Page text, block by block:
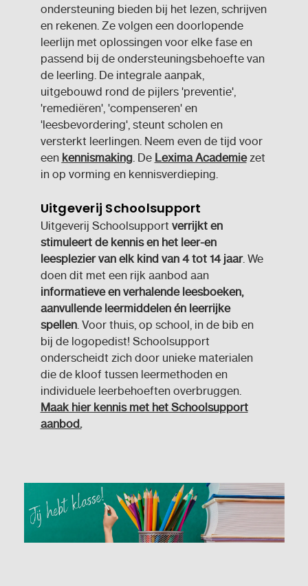
ondersteuning bieden bij het lezen, schrijven
en rekenen. Ze volgen een doorlopende
leerlijn met oplossingen voor elke fase en
passend bij de ondersteuningsbehoefte van
de leerling. De integrale aanpak,
uitgebouwd rond de pijlers 'preventie',
'remediëren', 'compenseren' en
'leesbevordering', steunt scholen en
versterkt leerlingen. Neem even de tijd voor
een kennismaking. De Lexima Academiezet
in op vorming en kennisverdieping.
Uitgeverij Schoolsupport
Uitgeverij Schoolsupport verrijkt en
stimuleert de kennis en het leer-en
leesplezier van elk kind van 4 tot 14 jaar. We
doen dit met een rijk aanbod aan
informatieve en verhalende leesboeken,
aanvullende leermiddelen én leerrijke
spellen. Voor thuis, op school, in de bib en
bij de logopedist! Schoolsupport
onderscheidt zich door unieke materialen
die de kloof tussen leermethoden en
individuele leerbehoeften overbruggen.
Maak hier kennis met het Schoolsupport
aanbod.